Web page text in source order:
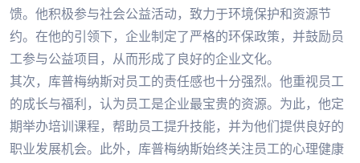
馈。他积极参与社会公益活动，致力于环境保护和资源节
约。在他的引领下，企业制定了严格的环保政策，并鼓励员
工参与公益项目，从而形成了良好的企业文化。
其次，库普梅纳斯对员工的责任感也十分强烈。他重视员工
的成长与福利，认为员工是企业最宝贵的资源。为此，他定
期举办培训课程，帮助员工提升技能，并为他们提供良好的
职业发展机会。此外，库普梅纳斯始终关注员工的心理健康